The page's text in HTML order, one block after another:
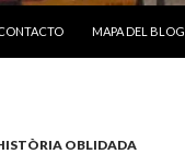
MAPA DEL BLOG
OBLIDADA